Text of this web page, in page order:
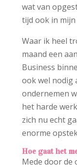
wat van
tijd ook in
Waar ik heel
maand een
Business
ook wel nodig
ondernemen
het harde
zich nu echt
enorme
Hoe gaat het
Mede door de